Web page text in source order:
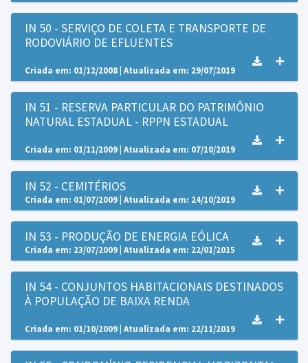
IN 50 - SERVIÇO DE COLETA E TRANSPORTE DE
RODOVIÁRIO DE EFLUENTES
Criada em: 01/12/2008 | Atualizada em: 29/07/2019
IN 51 - RESERVA PARTICULAR DO PATRIMÔNIO
NATURAL ESTADUAL - RPPN ESTADUAL
Criada em: 01/11/2009 | Atualizada em: 07/10/2019
IN 52 - CEMITÉRIOS
Criada em: 01/07/2009 | Atualizada em: 24/10/2019
IN 53 - PRODUÇÃO DE ENERGIA EÓLICA
Criada em: 23/07/2009 | Atualizada em: 22/01/2015
IN 54 - CONJUNTOS HABITACIONAIS DESTINADOS
À POPULAÇÃO DE BAIXA RENDA
Criada em: 01/10/2009 | Atualizada em: 22/11/2019